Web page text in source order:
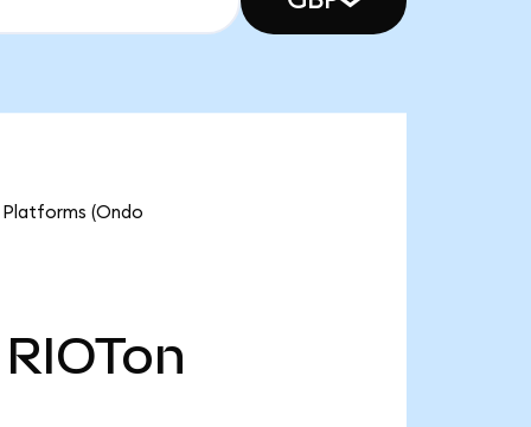
Platforms (Ondo
RIOTon